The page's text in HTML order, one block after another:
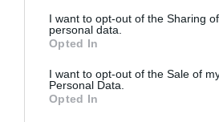
not limited to your visit or usage
grant or deny consent to Google and
use your data for below specified
consent section.
I want to opt-out of the Sharing
personal data.
Opted In
I want to opt-out of the Sale of
Personal Data.
Opted In
ΠΑΓΝΗ ΦΩΤΙΑ
ΔΙΑΦΗΜΙΣΗ